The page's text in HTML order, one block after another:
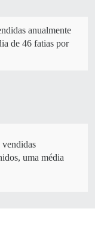
anualmente
de 46 fatias por
vendidas
uma média